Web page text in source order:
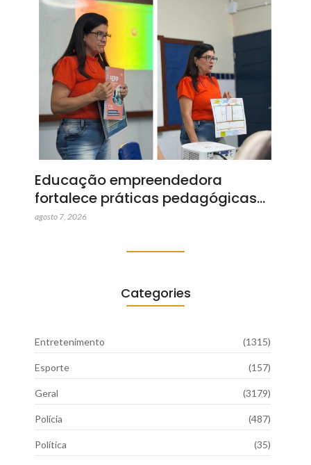
Educação empreendedora
fortalece práticas pedagógicas…
agosto 7, 2026
Categories
Entretenimento (1315)
Esporte (157)
Geral (3179)
Polícia (487)
Política (35)